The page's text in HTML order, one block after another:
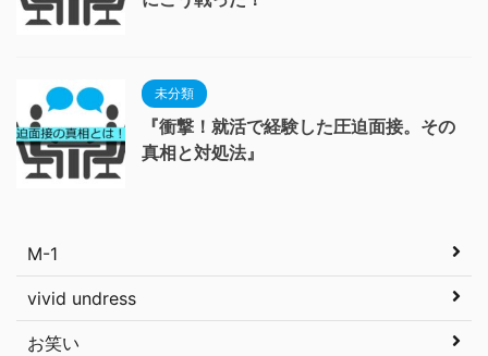
未分類
『衝撃！就活で経験した圧迫面接。その
真相と対処法』
M-1
vivid undress
お笑い